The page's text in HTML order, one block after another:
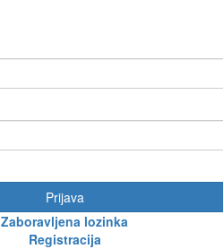
Prijava
Zaboravljena lozinka
Registracija